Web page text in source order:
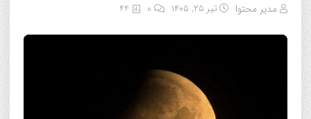
مدیر محتوا تیر ۲۵, ۱۴۰۵ 44